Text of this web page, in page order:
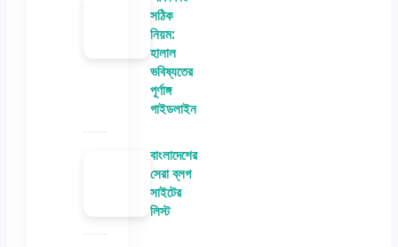
সঠিক
নিয়ম:
হালাল
ভবিষ্যতের
পূর্ণাঙ্গ
গাইডলাইন
বাংলাদেশের
সেরা ব্লগ
সাইটের
লিস্ট